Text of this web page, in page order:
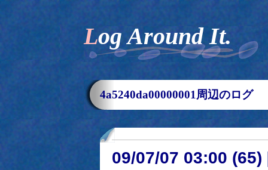
Log Around It.
4a5240da00000001周辺のログ
09/07/07 03:00 (65)